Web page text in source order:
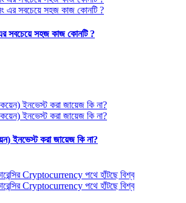
সবচেয়ে সহজ কাজ কোনটি ?
ইনভেস্ট করা জায়েজ কি না?